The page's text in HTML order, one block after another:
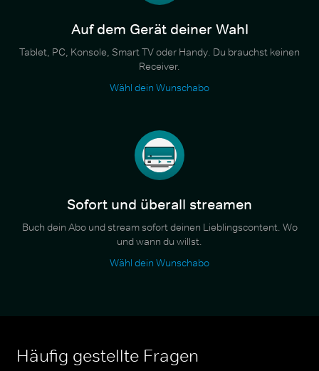
Auf dem Gerät deiner Wahl
Tablet, PC, Konsole, Smart TV oder Handy. Du brauchst keinen
Receiver.
Wähl dein Wunschabo
Sofort und überall streamen
Buch dein Abo und stream sofort deinen Lieblingscontent. Wo
und wann du willst.
Wähl dein Wunschabo
Häufig gestellte Fragen